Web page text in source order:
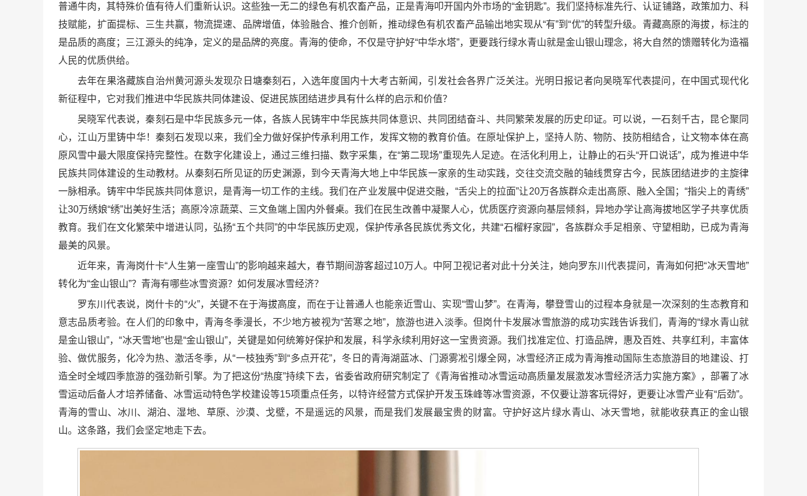
普通牛肉，其特殊价值有待人们重新认识。这些独一无二的绿色有机农畜产品，正是青海叩开国内外市场的“金钥匙”。我们坚持标准先行、认证铺路，政策加力、科
技赋能，扩面提标、三生共赢，物流提速、品牌增值，体验融合、推介创新，推动绿色有机农畜产品输出地实现从“有”到“优”的转型升级。青藏高原的海拔，标注的
是品质的高度；三江源头的纯净，定义的是品牌的亮度。青海的使命，不仅是守护好“中华水塔”，更要践行绿水青山就是金山银山理念，将大自然的馈赠转化为造福
人民的优质供给。
去年在果洛藏族自治州黄河源头发现尕日塘秦刻石，入选年度国内十大考古新闻，引发社会各界广泛关注。光明日报记者向吴晓军代表提问，在中国式现代化
新征程中，它对我们推进中华民族共同体建设、促进民族团结进步具有什么样的启示和价值？
吴晓军代表说，秦刻石是中华民族多元一体，各族人民铸牢中华民族共同体意识、共同团结奋斗、共同繁荣发展的历史印证。可以说，一石刻千古，昆仑聚同
心，江山万里铸中华！秦刻石发现以来，我们全力做好保护传承利用工作，发挥文物的教育价值。在原址保护上，坚持人防、物防、技防相结合，让文物本体在高
原风雪中最大限度保持完整性。在数字化建设上，通过三维扫描、数字采集，在“第二现场”重现先人足迹。在活化利用上，让静止的石头“开口说话”，成为推进中华
民族共同体建设的生动教材。从秦刻石所见证的历史渊源，到今天青海大地上中华民族一家亲的生动实践，交往交流交融的轴线贯穿古今，民族团结进步的主旋律
一脉相承。铸牢中华民族共同体意识，是青海一切工作的主线。我们在产业发展中促进交融，“舌尖上的拉面”让20万各族群众走出高原、融入全国；“指尖上的青绣”
让30万绣娘“绣”出美好生活；高原冷凉蔬菜、三文鱼端上国内外餐桌。我们在民生改善中凝聚人心，优质医疗资源向基层倾斜，异地办学让高海拔地区学子共享优质
教育。我们在文化繁荣中增进认同，弘扬“五个共同”的中华民族历史观，保护传承各民族优秀文化，共建“石榴籽家园”，各族群众手足相亲、守望相助，已成为青海
最美的风景。
近年来，青海岗什卡“人生第一座雪山”的影响越来越大，春节期间游客超过10万人。中阿卫视记者对此十分关注，她向罗东川代表提问，青海如何把“冰天雪地”
转化为“金山银山”？青海有哪些冰雪资源？如何发展冰雪经济？
罗东川代表说，岗什卡的“火”，关键不在于海拔高度，而在于让普通人也能亲近雪山、实现“雪山梦”。在青海，攀登雪山的过程本身就是一次深刻的生态教育和
意志品质考验。在人们的印象中，青海冬季漫长，不少地方被视为“苦寒之地”，旅游也进入淡季。但岗什卡发展冰雪旅游的成功实践告诉我们，青海的“绿水青山就
是金山银山”，“冰天雪地”也是“金山银山”，关键是如何统筹好保护和发展，科学永续利用好这一宝贵资源。我们找准定位、打造品牌，惠及百姓、共享红利，丰富体
验、做优服务，化冷为热、激活冬季，从“一枝独秀”到“多点开花”，冬日的青海湖蓝冰、门源雾凇引爆全网，冰雪经济正成为青海推动国际生态旅游目的地建设、打
造全时全域四季旅游的强劲新引擎。为了把这份“热度”持续下去，省委省政府研究制定了《青海省推动冰雪运动高质量发展激发冰雪经济活力实施方案》，部署了冰
雪运动后备人才培养储备、冰雪运动特色学校建设等15项重点任务，以特许经营方式保护开发玉珠峰等冰雪资源，不仅要让游客玩得好，更要让冰雪产业有“后劲”。
青海的雪山、冰川、湖泊、湿地、草原、沙漠、戈壁，不是遥远的风景，而是我们发展最宝贵的财富。守护好这片绿水青山、冰天雪地，就能收获真正的金山银
山。这条路，我们会坚定地走下去。